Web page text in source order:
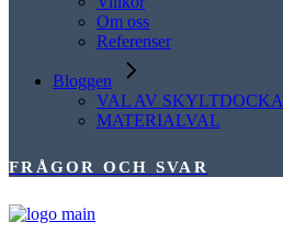
Om oss
Referenser
Bloggen
VAL AV SKYLTDOCKA
MATERIALVAL
FRÅGOR OCH SVAR